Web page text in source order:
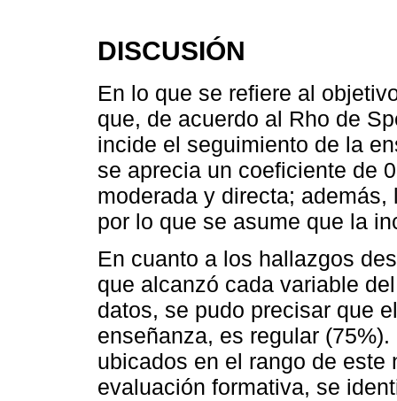
DISCUSIÓN
En lo que se refiere al
que, de acuerdo al Rho de
incide el seguimiento de la
se aprecia un coeficiente de
moderada y directa;
por lo que se asume que la
En cuanto a los hallazgos
que alcanzó cada variable
datos, se pudo precisar que
enseñanza, es regular
ubicados en el rango de
evaluación formativa, se